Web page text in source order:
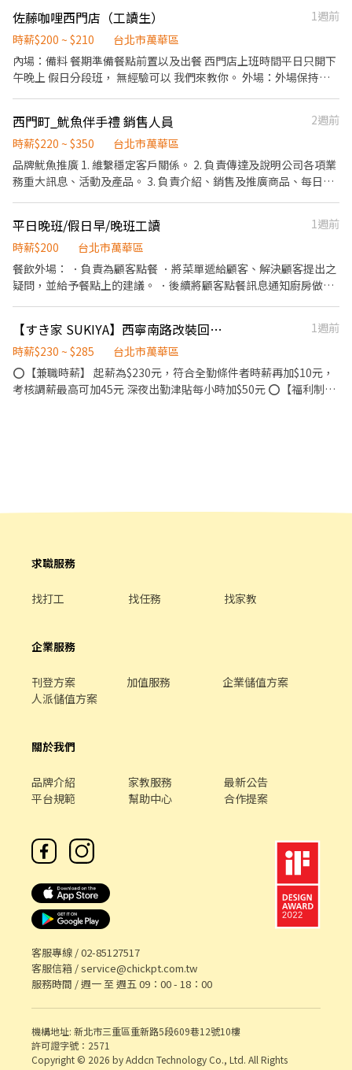
派安全、守時 能用電腦簡單文書處理。 🌟如是住萬華區可以很近上
班 🌟會台語佳 打工學生🉑 時間彈性
佐藤咖哩西門店（工讀生）
1週前
時薪$200 ~ $210
台北市萬華區
內場：備料 餐期準備餐點前置以及出餐 西門店上班時間平日只開下
午晚上 假日分段班， 無經驗可以 我們來教你。 外場：外場保持環
西門町_魷魚伴手禮 銷售人員
2週前
時薪$220 ~ $350
台北市萬華區
品牌魷魚推廣 1. 維繫穩定客戶關係。 2. 負責傳達及說明公司各項業
務重大訊息、活動及產品。 3. 負責介紹、銷售及推廣商品、每日盤
平日晚班/假日早/晚班工讀
1週前
時薪$200
台北市萬華區
餐飲外場： ．負責為顧客點餐 ．將菜單遞給顧客、解決顧客提出之
疑問，並給予餐點上的建議。 ．後續將顧客點餐訊息通知廚房做
之準備工作與其他餐廳相關事務。 ．負責洗、切各種食材。 ．負責
清理工作環境、設備和餐具。 ．準備不同餐點所需要的食材。 ．協
助測量食材的容量與重量。 ．負責擺盤、打包外帶服務。
【すき家 SUKIYA】西寧南路改裝回歸 Reopen！時薪240元起(含全勤)
1週前
時薪$230 ~ $285
台北市萬華區
⭕【兼職時薪】 起薪為$230元，符合全勤條件者時薪再加$10元，
考核調薪最高可加45元 深夜出勤津貼每小時加$50元 ⭕【福利制
餐環境、熱情用心的服務態度、平實親民的誠懇價格，強調食品安
全，顧客安心。不論是單獨一人、與家人一起、朋友一起，皆可享
求職服務
找打工 找任務 找家教
企業服務
刊登方案 加值服務
企業儲值方案
人派儲值方案
關於我們
品牌介紹 家教服務
最新公告
平台規範
幫助中心 合作提案
客服專線 /02-85127517
客服信箱 /service@chickpt.com.tw
服務時間 / 週一 至 週五 09：00 - 18：00
機構地址: 新北市三重區重新路5段609巷12號10樓
許可證字號：2571
Copyright © 2026 by Addcn Technology Co., Ltd. All Rights